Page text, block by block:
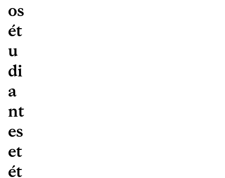
os
ét
u
di
a
nt
es
et
ét